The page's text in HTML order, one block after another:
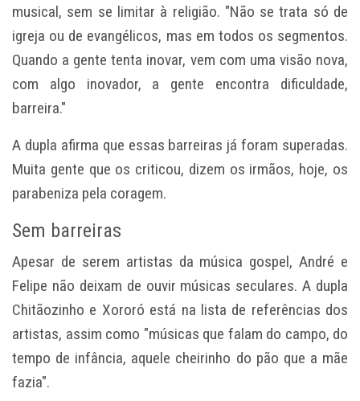
musical, sem se limitar à religião. "Não se trata só de
igreja ou de evangélicos, mas em todos os segmentos.
Quando a gente tenta inovar, vem com uma visão nova,
com algo inovador, a gente encontra dificuldade,
barreira."
A dupla afirma que essas barreiras já foram superadas.
Muita gente que os criticou, dizem os irmãos, hoje, os
parabeniza pela coragem.
Sem barreiras
Apesar de serem artistas da música gospel, André e
Felipe não deixam de ouvir músicas seculares. A dupla
Chitãozinho e Xororó está na lista de referências dos
artistas, assim como "músicas que falam do campo, do
tempo de infância, aquele cheirinho do pão que a mãe
fazia".